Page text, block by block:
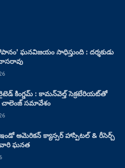
ఘనవిజయం సాధిస్తుంది : దర్శకుడు
కింగ్డమ్ : కామన్‌వెల్త్ సెక్రటేరియట్‌తో
చాలెంజ్ సమావేశం
అమెరికన్ క్యాన్సర్ హాస్పిటల్ & రీసెర్చ్
వారి ఘనత